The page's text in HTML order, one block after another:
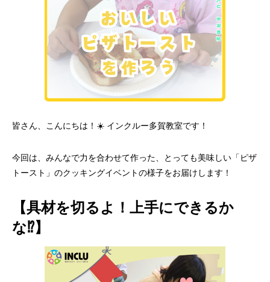
皆さん、こんにちは！☀️ インクルー多賀教室です！
今回は、みんなで力を合わせて作った、とっても美味しい「ピザ
トースト」のクッキングイベントの様子をお届けします！
【具材を切るよ！上手にできるか
な⁉】